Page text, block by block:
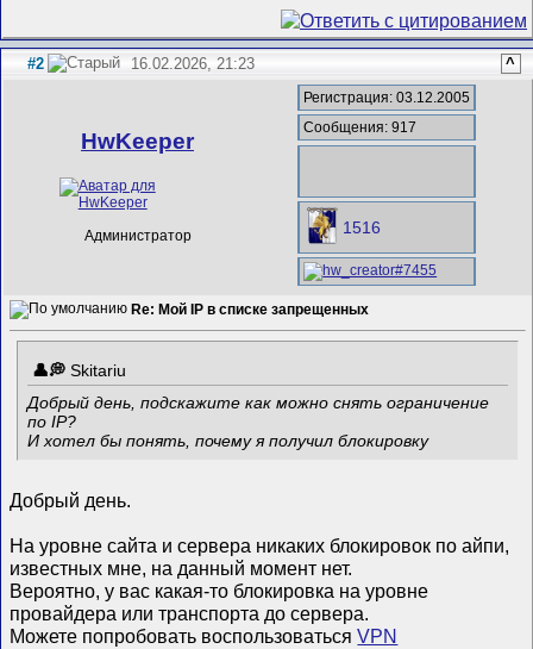
#2 16.02.2026, 21:23 ^
HwKeeper
Администратор
Регистрация: 03.12.2005
Сообщения: 917
1516
Re: Мой IP в списке запрещенных
Skitariu
Добрый день, подскажите как можно снять ограничение
по IP?
И хотел бы понять, почему я получил блокировку
Добрый день.
На уровне сайта и сервера никаких блокировок по айпи,
известных мне, на данный момент нет.
Вероятно, у вас какая-то блокировка на уровне
провайдера или транспорта до сервера.
Можете попробовать воспользоватьсяVPN